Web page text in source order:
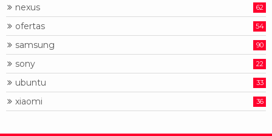
nexus 62
ofertas 54
samsung 90
sony 22
ubuntu 33
xiaomi 36